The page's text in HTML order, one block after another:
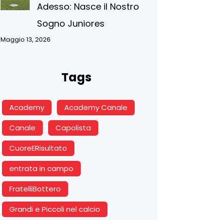
Adesso: Nasce il Nostro
Sogno Juniores
Maggio 13, 2026
Tags
Academy
Academy Canale
Canale
Capolista
CuoreERisultato
entrata in campo
FratelliBottero
Grandi e Piccoli nel calcio